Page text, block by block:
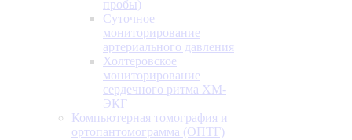
пробы)
Суточное
мониторирование
артериального давления
Холтеровское
мониторирование
сердечного ритма ХМ-
ЭКГ
Компьютерная томография и
ортопантомограмма (ОПТГ)